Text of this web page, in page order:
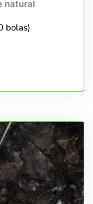
natural
bolas)